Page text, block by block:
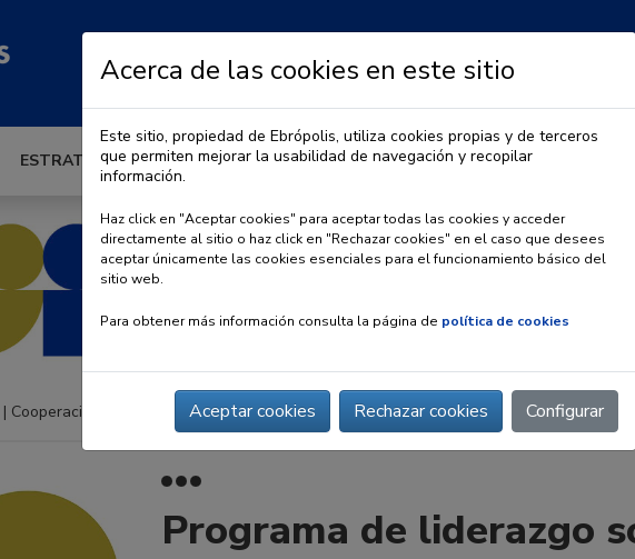
ESTRATEGIA OBSERVATORIO URBANO PREMIO EBRÓPOLIS AL
| Cooperación Internacional ONG
Programa de liderazgo
Acerca de las cookies en este sitio
Este sitio, propiedad de Ebrópolis, utiliza cookies propias y de terceros
que permiten mejorar la usabilidad de navegación y recopilar
información.
Haz click en "Aceptar cookies" para aceptar todas las cookies y acceder
directamente al sitio o haz click en "Rechazar cookies" en el caso que desees
aceptar únicamente las cookies esenciales para el funcionamiento básico del
sitio web.
Para obtener más información consulta la página de política de cookies
Aceptar cookies Rechazar cookies Configurar